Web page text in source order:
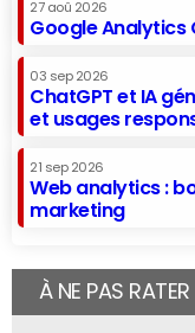
27 aoû 2026
Google Analytics
03 sep 2026
ChatGPT et IA
et usages
21 sep 2026
Web analytics :
marketing
À NE PAS RATER